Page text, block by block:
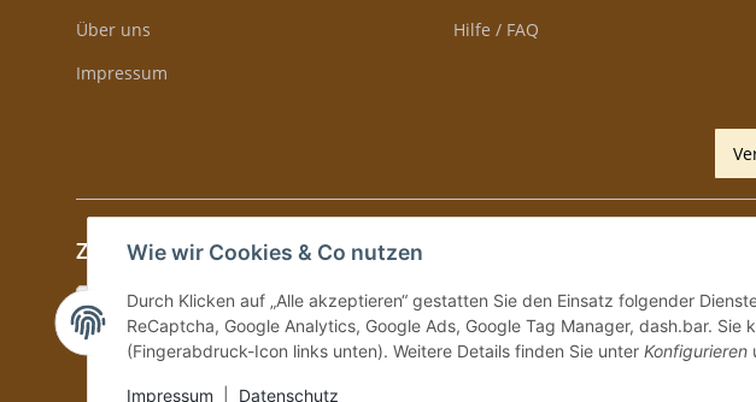
Über uns
Impressum
Hilfe / FAQ
Zahlung & Versand
Wie wir Cookies & Co nutzen
Durch Klicken auf „Alle akzeptieren“ gestatten Sie den Einsatz folgender
ReCaptcha, Google Analytics, Google Ads, Google Tag Manager, dash.bar. Sie
(Fingerabdruck-Icon links unten). Weitere Details finden Sie unter Konfigurieren
Impressum Datenschutz